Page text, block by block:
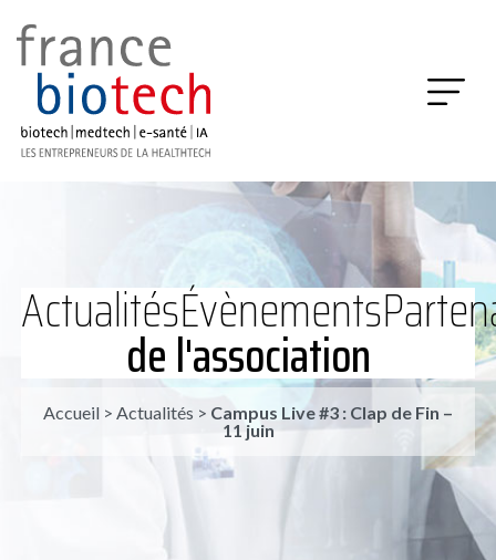
ActualitésÉvènements
de l'association
Accueil > Actualités > Campus Live #3 : Clap de Fin –
11 juin